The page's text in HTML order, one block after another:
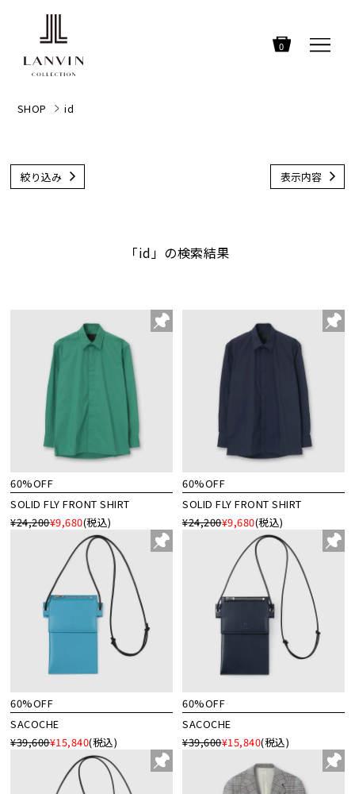
0
SHOP id
絞り込み 表示内容
「id」の検索結果
60%OFF
SOLID FLY FRONT SHIRT
¥24,200¥9,680(税込)
60%OFF
SOLID FLY FRONT SHIRT
¥24,200¥9,680(税込)
60%OFF
SACOCHE
¥39,600¥15,840(税込)
60%OFF
SACOCHE
¥39,600¥15,840(税込)